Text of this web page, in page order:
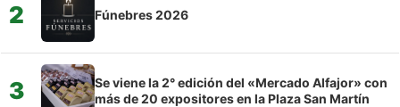
2 Fúnebres 2026
3
Se viene la 2° edición del «Mercado Alfajor» con
más de 20 expositores en la Plaza San Martín